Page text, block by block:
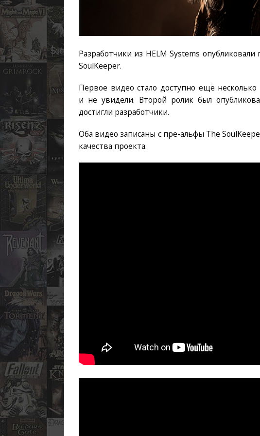
Разработчики из HELM Systems
SoulKeeper.
Первое видео стало доступно ещё
и не увидели. Второй ролик был
достигли разработчики.
Оба видео записаны с пре-альфы The
качества проекта.